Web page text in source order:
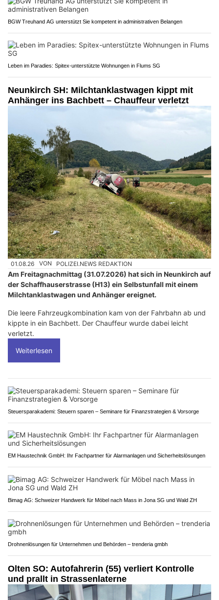
BGW Treuhand AG unterstützt Sie kompetent in administrativen Belangen
Leben im Paradies: Spitex-unterstützte Wohnungen in Flums SG
Neunkirch SH: Milchtanklastwagen kippt mit
Anhänger ins Bachbett – Chauffeur verletzt
01.08.26 VON POLIZEI.NEWS REDAKTION
Am Freitagnachmittag (31.07.2026) hat sich in Neunkirch auf
der Schaffhauserstrasse (H13) ein Selbstunfall mit einem
Milchtanklastwagen und Anhänger ereignet.
Die leere Fahrzeugkombination kam von der Fahrbahn ab und
kippte in ein Bachbett. Der Chauffeur wurde dabei leicht
verletzt.
Weiterlesen
Steuersparakademi: Steuern sparen – Seminare für Finanzstrategien & Vorsorge
EM Haustechnik GmbH: Ihr Fachpartner für Alarmanlagen und Sicherheitslösungen
Bimag AG: Schweizer Handwerk für Möbel nach Mass in Jona SG und Wald ZH
Drohnenlösungen für Unternehmen und Behörden – trenderia gmbh
Olten SO: Autofahrerin (55) verliert Kontrolle
und prallt in Strassenlaterne